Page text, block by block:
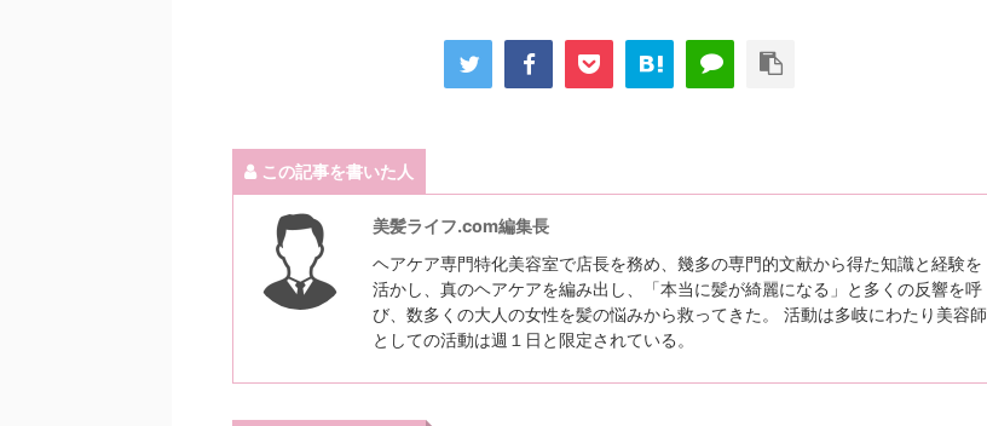
この記事を書いた人
美髪ライフ.com編集長
ヘアケア専門特化美容室で店長を務め、幾多の専門的文献から得た知識と経験を
活かし、真のヘアケアを編み出し、「本当に髪が綺麗になる」と多くの反響を呼
び、数多くの大人の女性を髪の悩みから救ってきた。 活動は多岐にわたり美容師
としての活動は週１日と限定されている。